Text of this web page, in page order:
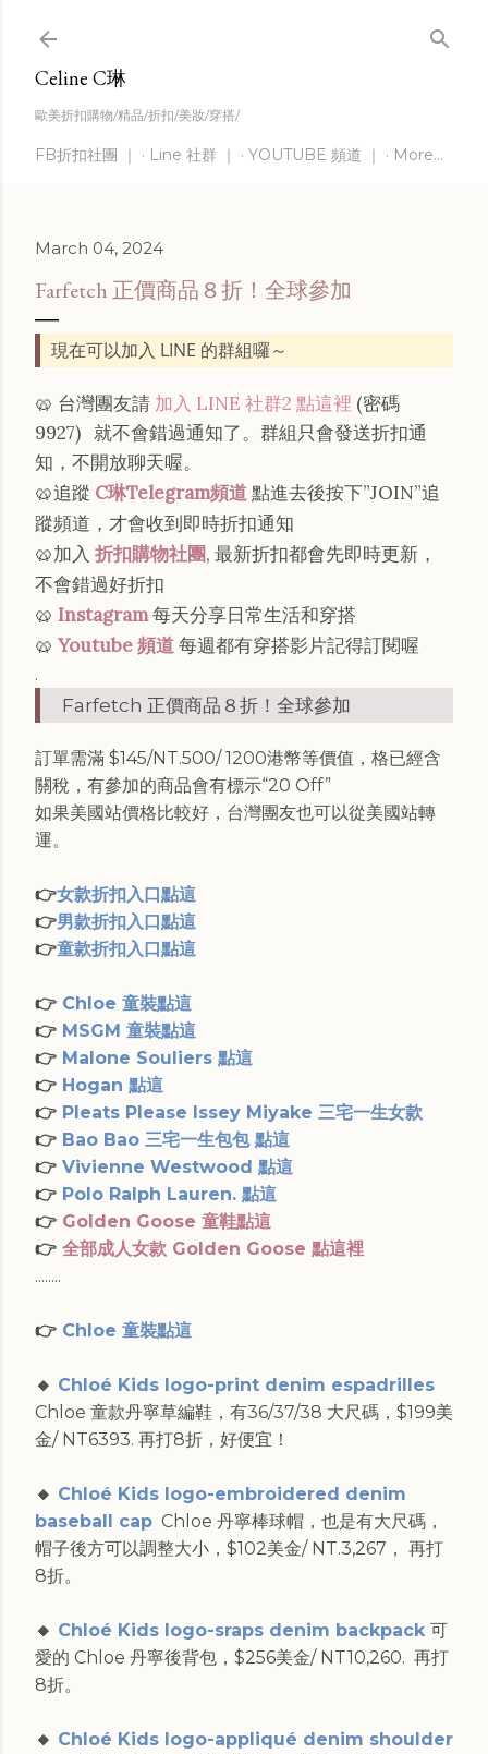
Celine C琳
歐美折扣購物/精品/折扣/美妝/穿搭/
FB折扣社團 ｜ Line 社群 ｜ YOUTUBE 頻道 ｜ More…
March 04, 2024
Farfetch 正價商品８折！全球參加
現在可以加入 LINE 的群組囉～
🥨 台灣團友請 加入 LINE 社群2 點這裡 (密碼
9927) 就不會錯過通知了。群組只會發送折扣通
知，不開放聊天喔。
🥨追蹤 C琳Telegram頻道點進去後按下”JOIN”追
蹤頻道，才會收到即時折扣通知
🥨加入 折扣購物社團, 最新折扣都會先即時更新，
不會錯過好折扣
🥨 Instagram每天分享日常生活和穿搭
🥨 Youtube 頻道每週都有穿搭影片記得訂閱喔
.
Farfetch 正價商品８折！全球參加
訂單需滿 $145/NT.500/ 1200港幣等價值，格已經含
關稅，有參加的商品會有標示“20 Off”
如果美國站價格比較好，台灣團友也可以從美國站轉
運。
👉女款折扣入口點這
👉男款折扣入口點這
👉童款折扣入口點這
👉 Chloe 童裝點這
👉 MSGM 童裝點這
👉 Malone Souliers 點這
👉 Hogan 點這
👉 Pleats Please Issey Miyake 三宅一生女款
👉 Bao Bao 三宅一生包包 點這
👉 Vivienne Westwood 點這
👉 Polo Ralph Lauren. 點這
👉 Golden Goose 童鞋點這
👉 全部成人女款 Golden Goose 點這裡
........
👉 Chloe 童裝點這
🔸 Chloé Kids logo-print denim espadrilles
Chloe 童款丹寧草編鞋，有36/37/38 大尺碼，$199美
金/ NT6393. 再打8折，好便宜！
🔸 Chloé Kids logo-embroidered denim
baseball cap Chloe 丹寧棒球帽，也是有大尺碼，
帽子後方可以調整大小，$102美金/ NT.3,267， 再打
8折。
🔸 Chloé Kids logo-sraps denim backpack 可
愛的 Chloe 丹寧後背包，$256美金/ NT10,260. 再打
8折。
🔸 Chloé Kids logo-appliqué denim shoulder